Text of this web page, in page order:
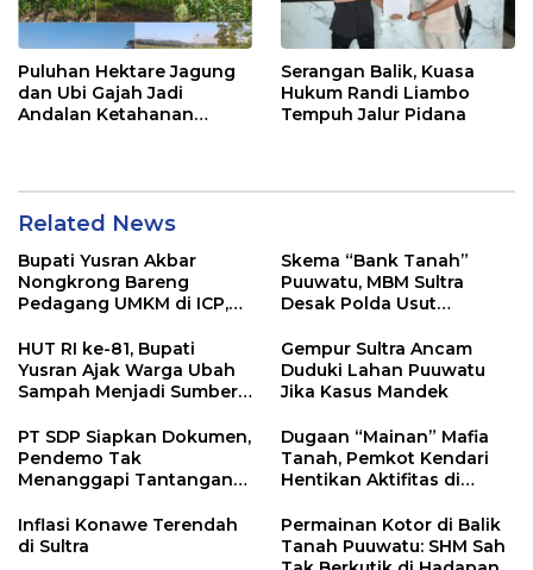
Puluhan Hektare Jagung
dan Ubi Gajah Jadi
Andalan Ketahanan
Serangan Balik, Kuasa
Hukum Randi Liambo
Tempuh Jalur Pidana
Related News
Bupati Yusran Akbar
Nongkrong Bareng
Pedagang UMKM di ICP,
Hidupkan Ekonomi
Kerakyatan
Skema “Bank Tanah”
Puuwatu, MBM Sultra
Desak Polda Usut
Kadin
HUT RI ke-81, Bupati
Yusran Ajak Warga Ubah
Sampah Menjadi Sumber
Gempur Sultra Ancam
Duduki Lahan Puuwatu
Jika Kasus Mandek
PT SDP Siapkan Dokumen,
Pendemo Tak
Menanggapi Tantangan
Dugaan “Mainan” Mafia
Tanah, Pemkot Kendari
Hentikan Aktifitas di
Inflasi Konawe Terendah
di Sultra
Permainan Kotor di Balik
Tanah Puuwatu: SHM Sah